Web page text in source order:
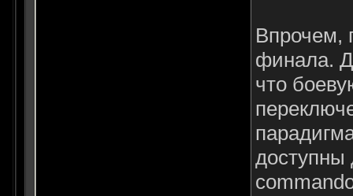
Впрочем,
финала.
что
доступны